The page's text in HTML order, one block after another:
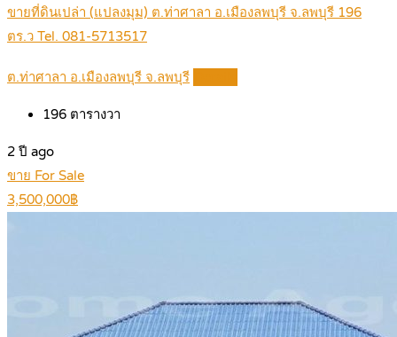
ขายที่ดินเปล่า (แปลงมุม) ต.ท่าศาลา อ.เมืองลพบุรี จ.ลพบุรี 196
ตร.ว Tel. 081-5713517
ต.ท่าศาลา อ.เมืองลพบุรี จ.ลพบุรี
196 ตารางวา
2 ปี ago
ขาย For Sale
3,500,000฿